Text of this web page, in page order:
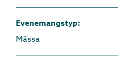
Evenemangstyp:
Mässa